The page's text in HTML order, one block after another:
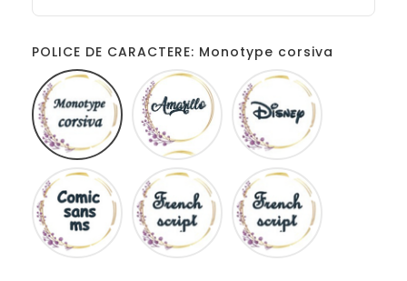
POLICE DE CARACTERE: Monotype corsiva
Monotype
corsiva
Amarillo
Comic
sans
ms
French
script